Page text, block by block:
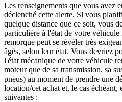
Les renseignements que vous avez
déclenché cette alerte. Si vous
quelque distance que ce soit, vous
particulière à l'état de votre
remorque peut se révéler très
âgés, selon leur état. Vous devriez
l'état mécanique de votre véhicule
moteur que de sa transmission, sa
pneus) au moment de prendre une
location/cet achat et, le cas échéant,
suivantes :